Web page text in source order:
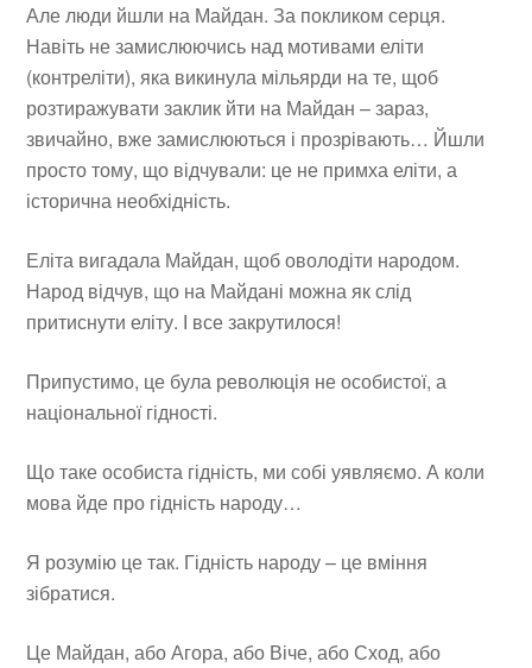
Але люди йшли на Майдан. За покликом серця.
Навіть не замислюючись над мотивами еліти
(контреліти), яка викинула мільярди на те, щоб
розтиражувати заклик йти на Майдан – зараз,
звичайно, вже замислюються і прозрівають… Йшли
просто тому, що відчували: це не примха еліти, а
історична необхідність.
Еліта вигадала Майдан, щоб оволодіти народом.
Народ відчув, що на Майдані можна як слід
притиснути еліту. І все закрутилося!
Припустимо, це була революція не особистої, а
національної гідності.
Що таке особиста гідність, ми собі уявляємо. А коли
мова йде про гідність народу…
Я розумію це так. Гідність народу – це вміння
зібратися.
Це Майдан, або Агора, або Віче, або Сход, або